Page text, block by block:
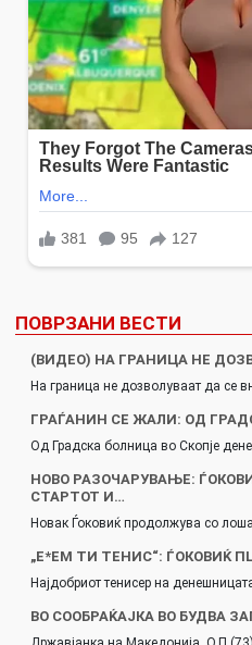
ПОВРЗАНИ ВЕСТИ
(ВИДЕО) НА ГРАНИЦА НЕ
На граница не дозволуваат да се
ГРАЃАНИН СЕ ЖАЛИ: ОД
Од Градска болница во Скопје
НОВО РАЗОЧАРУВАЊЕ:
СТАРТОТ И…
Новак Ѓоковиќ продолжува со
„Е*ЕМ ТИ ТЕНИС“: ЃОКОВИЌ
Најдобриот тенисер на
ВО СООБРАЌАЈКА ВО БУДВА